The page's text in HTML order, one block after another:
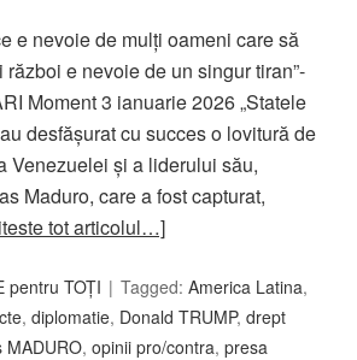
e nevoie de mulţi oameni care să
e nevoie de un singur tiran”-
Moment 3 ianuarie 2026 „Statele
desfășurat cu succes o lovitură de
Venezuelei și a liderului său,
Maduro, care a fost capturat,
tot articolul…]
pentru TOȚI Tagged:America Latina,
,diplomatie, Donald TRUMP,drept
MADURO,opinii pro/contra,presa